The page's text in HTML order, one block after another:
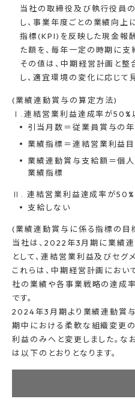
当社の取締役及び執行役員
し、事業年度ごとの業績向
指標(KPI)を反映した現金報
た額を、毎年一定の時期に支
その値は、中期経営計画と
し、適宜環境の変化に応じて
(業績連動賞与の算定方法)
Ⅰ.連結営業利益達成率が50%
引当月数＝従業員賞与の
業績指標＝連結営業利益目
業績連動賞与支給額＝個
業績指標
Ⅱ. 連結営業利益達成率が
支給しない
(業績連動賞与に係る指標の目
当社は、2022年3月期に業績
として、連結営業利益及びセグ
これらは、中期経営計画におい
社の業績や各事業戦略の達成
です。
2024年3月期より業績連動賞与
期中における柔軟な組織変更
利益のみへと変更しました。
は以下のとおりとなります。